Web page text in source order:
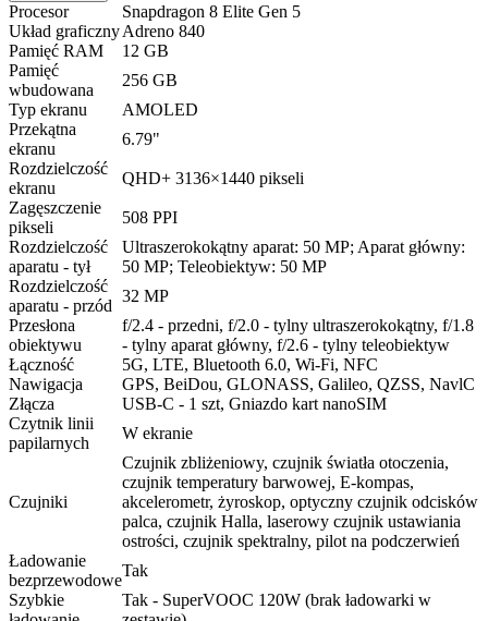
Procesor
Snapdragon 8 Elite Gen 5
Układ graficznyAdreno 840
Pamięć RAM
12 GB
Pamięć
wbudowana
256 GB
Typ ekranu
AMOLED
Przekątna
ekranu
6.79"
Rozdzielczość
ekranu
QHD+ 3136×1440 pikseli
Zagęszczenie
pikseli
508 PPI
Rozdzielczość
aparatu - tył
Ultraszerokokątny aparat: 50 MP; Aparat główny:
50 MP; Teleobiektyw: 50 MP
Rozdzielczość
aparatu - przód
32 MP
Przesłona
obiektywu
f/2.4 - przedni, f/2.0 - tylny ultraszerokokątny, f/1.8
- tylny aparat główny, f/2.6 - tylny teleobiektyw
Łączność
5G, LTE, Bluetooth 6.0, Wi-Fi, NFC
Nawigacja
GPS, BeiDou, GLONASS, Galileo, QZSS, NavlC
Złącza
USB-C - 1 szt, Gniazdo kart nanoSIM
Czytnik linii
papilarnych
W ekranie
Czujniki
Czujnik zbliżeniowy, czujnik światła otoczenia,
czujnik temperatury barwowej, E-kompas,
akcelerometr, żyroskop, optyczny czujnik odcisków
palca, czujnik Halla, laserowy czujnik ustawiania
ostrości, czujnik spektralny, pilot na podczerwień
Ładowanie
bezprzewodowe
Tak
Szybkie
Tak - SuperVOOC 120W (brak ładowarki w